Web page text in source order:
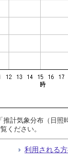
計気象分布（日
ください。
利用される